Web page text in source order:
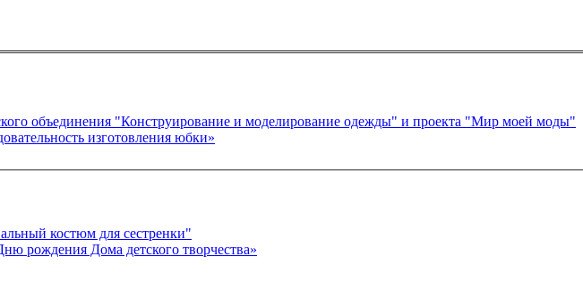
объединения "Конструирование и моделирование одежды" и проекта "Мир моей моды"
карта «Последовательность изготовления юбки»
костюм для сестренки"
рождения Дома детского творчества»